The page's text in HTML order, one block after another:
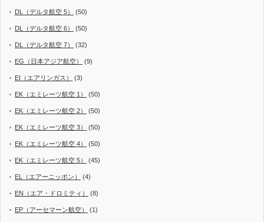
DL（デルタ航空 5） (50)
DL（デルタ航空 6） (50)
DL（デルタ航空 7） (32)
EG（日本アジア航空） (9)
EI（エアリンガス） (3)
EK（エミレーツ航空 1） (50)
EK（エミレーツ航空 2） (50)
EK（エミレーツ航空 3） (50)
EK（エミレーツ航空 4） (50)
EK（エミレーツ航空 5） (45)
EL（エアーニッポン） (4)
EN（エア・ドロミティ） (8)
EP（アーセマーン航空） (1)